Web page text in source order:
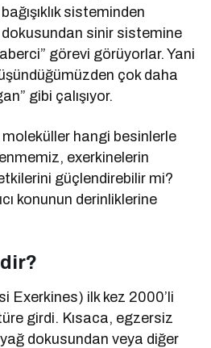
sisteminden
sinir sistemine
görevi görüyorlar. Yani
çok daha
gibi çalışıyor.
moleküller hangi besinlerle
exerkinelerin
güçlendirebilir mi?
konunun derinliklerine
Exerkines) ilk kez 2000’li
girdi. Kısaca, egzersiz
dokusundan veya diğer